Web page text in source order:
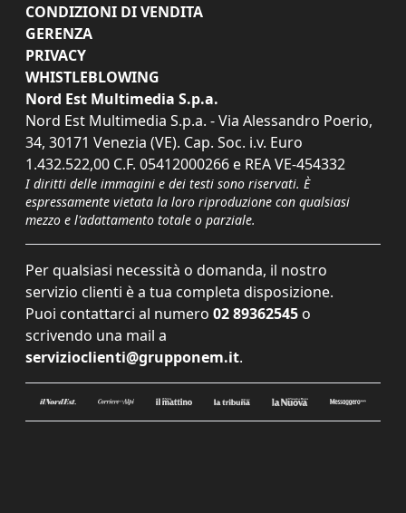
CONDIZIONI DI VENDITA
GERENZA
PRIVACY
WHISTLEBLOWING
Nord Est Multimedia S.p.a.
Nord Est Multimedia S.p.a. - Via Alessandro Poerio,
34, 30171 Venezia (VE). Cap. Soc. i.v. Euro
1.432.522,00 C.F. 05412000266 e REA VE-454332
I diritti delle immagini e dei testi sono riservati. È
espressamente vietata la loro riproduzione con qualsiasi
mezzo e l'adattamento totale o parziale.
Per qualsiasi necessità o domanda, il nostro
servizio clienti è a tua completa disposizione.
Puoi contattarci al numero 02 89362545 o
scrivendo una mail a
servizioclienti@grupponem.it.